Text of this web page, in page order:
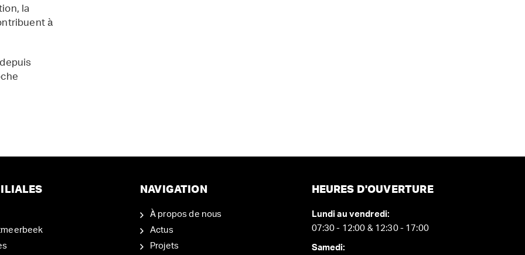
la
à
NAVIGATION
À propos de nous
Actus
Projets
HEURES D'OUVERTURE
Lundi au vendredi:
07:30 - 12:00 & 12:30 - 17:00
Samedi: